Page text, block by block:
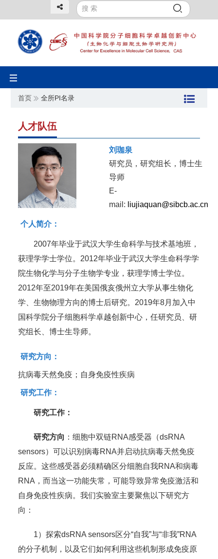
Toggle
navigation
首页
全所PI名录
人才队伍
刘珈泉
研究员，研究组长，博士生
导师
E-
mail: liujiaquan@sibcb.ac.cn
个人简介：
2007年毕业于武汉大学生命科学与技术基地班，
获理学学士学位。2012年毕业于武汉大学生命科学学
院生物化学与分子生物学专业，获理学博士学位。
2012年至2019年在美国俄亥俄州立大学从事生物化
学、生物物理方向的博士后研究。2019年8月加入中
国科学院分子细胞科学卓越创新中心，任研究员、研
究组长、博士生导师。
研究方向：
抗病毒天然免疫；自身免疫性疾病
研究工作：
研究工作：
研究方向 ：细胞中双链RNA感受器（dsRNA
sensors）可以识别病毒RNA并启动抗病毒天然免疫
反应。这些感受器必须精确区分细胞自我RNA和病毒
RNA，而当这一功能失常，可能导致异常免疫激活和
自身免疫性疾病。我们实验室主要聚焦以下研究方
向：
1）探索dsRNA sensors区分“自我”与“非我”RNA
的分子机制，以及它们如何利用这些机制形成免疫原